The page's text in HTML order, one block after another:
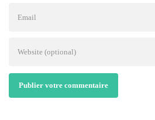
Publier votre commentaire